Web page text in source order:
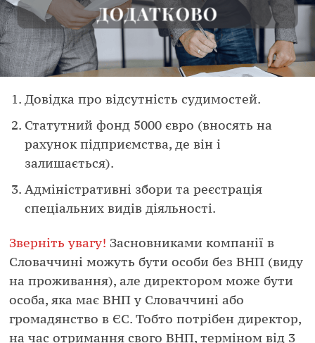
ДОДАТКОВО
Довідка про відсутність судимостей.
Статутний фонд 5000 євро (вносять на
рахунок підприємства, де він і
залишається).
Адміністративні збори та реєстрація
спеціальних видів діяльності.
Зверніть увагу! Засновниками компанії в
Словаччині можуть бути особи без ВНП (виду
на проживання), але директором може бути
особа, яка має ВНП у Словаччині або
громадянство в ЄС. Тобто потрібен директор,
на час отримання свого ВНП, терміном від 3